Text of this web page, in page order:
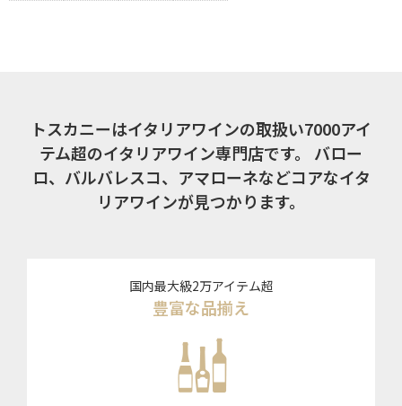
トスカニーはイタリアワインの取扱い7000アイ
テム超のイタリアワイン専門店です。
バロー
ロ、バルバレスコ、アマローネなどコアなイタ
リアワインが見つかります。
国内最大級2万アイテム超
豊富な品揃え